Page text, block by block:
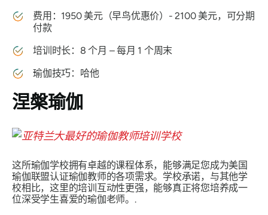
费用：1950 美元（早鸟优惠价）- 2100 美元，可分期
付款
培训时长：8 个月 – 每月 1 个周末
瑜伽技巧：哈他
涅槃瑜伽
这所瑜伽学校拥有卓越的课程体系，能够满足您成为美国
瑜伽联盟认证瑜伽教师的各项需求。学校承诺，与其他学
校相比，这里的培训互动性更强，能够真正将您培养成一
位深受学生喜爱的瑜伽老师。.